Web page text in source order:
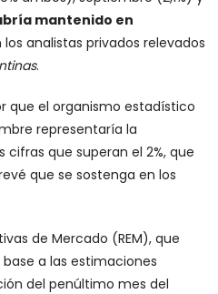
mantenido en
analistas privados relevados
.
que el organismo estadístico
representaría la
que superan el 2%, que
que se sostenga en los
de Mercado (REM), que
a las estimaciones
del penúltimo mes del